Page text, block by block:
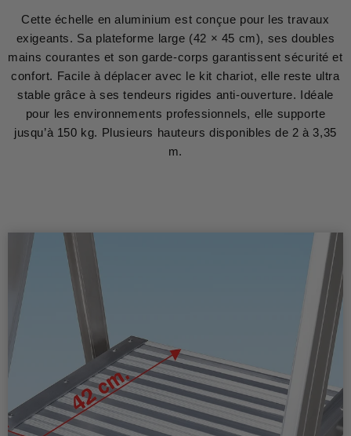
Cette échelle en aluminium est conçue pour les travaux
exigeants. Sa plateforme large (42 × 45 cm), ses doubles
mains courantes et son garde-corps garantissent sécurité et
confort. Facile à déplacer avec le kit chariot, elle reste ultra
stable grâce à ses tendeurs rigides anti-ouverture. Idéale
pour les environnements professionnels, elle supporte
jusqu’à 150 kg. Plusieurs hauteurs disponibles de 2 à 3,35
m.